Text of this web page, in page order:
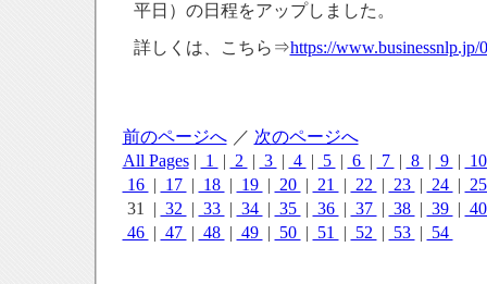
平日）の日程をアップしました。
詳しくは、こちら⇒https://www.businessnlp.jp/
前のページへ ／ 次のページへ
All Pages| 1 | 2 | 3 | 4 | 5 | 6 | 7 | 8 | 9 |
16 | 17 | 18 | 19 | 20 | 21 | 22 | 23 | 24 |
31 | 32 | 33 | 34 | 35 | 36 | 37 | 38 | 39 |
46 | 47 | 48 | 49 | 50 | 51 | 52 | 53 | 54